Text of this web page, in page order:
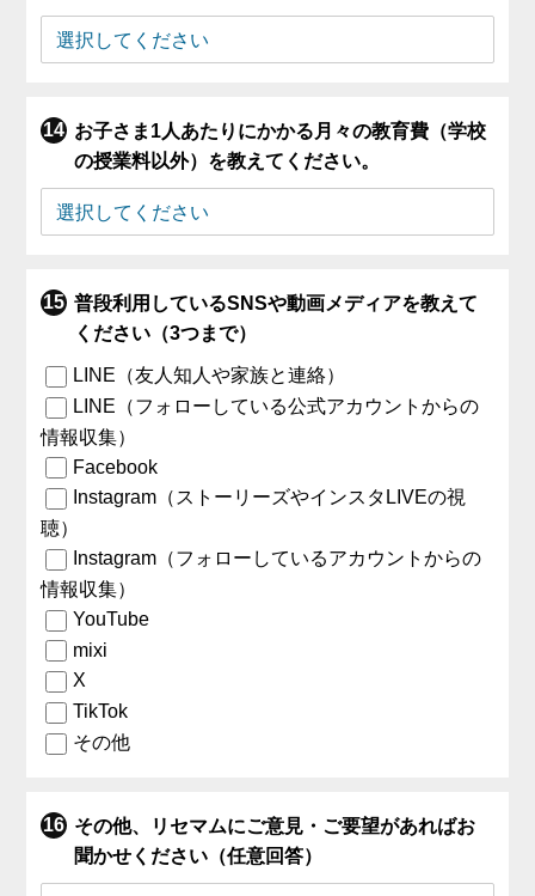
お子さま1人あたりにかかる月々の教育費（学校
の授業料以外）を教えてください。
普段利用しているSNSや動画メディアを教えて
ください（3つまで）
LINE（友人知人や家族と連絡）
LINE（フォローしている公式アカウントからの
情報収集）
Facebook
Instagram（ストーリーズやインスタLIVEの視
聴）
Instagram（フォローしているアカウントからの
情報収集）
YouTube
mixi
X
TikTok
その他
その他、リセマムにご意見・ご要望があればお
聞かせください（任意回答）